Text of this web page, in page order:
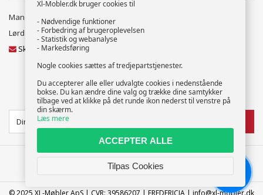
Mandag til Fredag 10:00 til 18:00
Lørdag og Søndag 10:00 til 16:00
Skriv til vores kundeservice
NYHEDSBREV
Xl-Mobler.dk bruger cookies til
- Nødvendige funktioner
- Forbedring af brugeroplevelsen
- Statistik og webanalyse
- Markedsføring
Nogle cookies sættes af tredjepartstjenester.
Du accepterer alle eller udvalgte cookies i nedenstående
bokse. Du kan ændre dine valg og trække dine samtykker
tilbage ved at klikke på det runde ikon nederst til venstre på
din skærm.
Læs mere
ACCEPTER ALLE
Tilpas Cookies